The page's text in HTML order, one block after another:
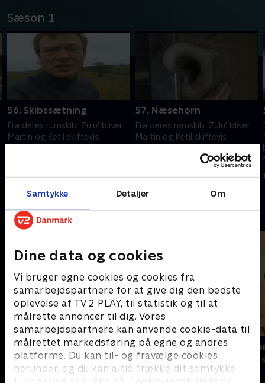
Samtykke Detaljer Om
Dine data og cookies
Vi bruger egne cookies og cookies fra
samarbejdspartnere for at give dig den bedste
oplevelse af TV 2 PLAY, til statistik og til at
målrette annoncer til dig. Vores
samarbejdspartnere kan anvende cookie-data til
målrettet markedsføring på egne og andres
platforme. Du kan til- og fravælge cookies
herunder, og du kan altid trække dit samtykke
Sæson 1
56. Skibssætning
Fra deres rumskib 'Zulu' bliver
Martin og Ketil skiftevis
17. november 2004 • 14 min
57. Næsehorn
Fra deres rumskib 'Zulu' bliver
Martin og Ketil skiftevis
fortælle børnene om alt, hvad
der er vigtigt at vide noget om,
18. november 2004 • 14 min
Andre så også
Miniteve: På bondegården
Børneserier • 1 sæsoner
Vip og
Børneserier • 1